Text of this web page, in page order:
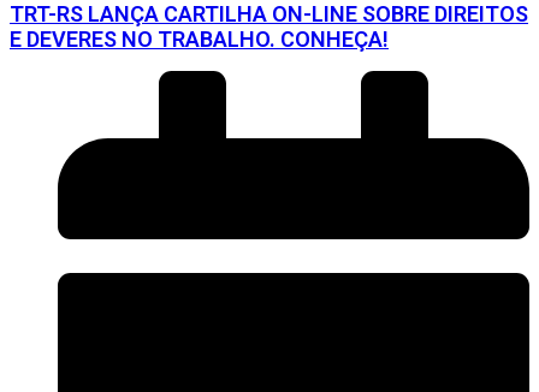
TRT-RS LANÇA CARTILHA ON-LINE SOBRE DIREITOS
E DEVERES NO TRABALHO. CONHEÇA!